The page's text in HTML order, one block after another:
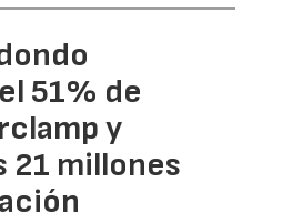
51% de
y
21 millones